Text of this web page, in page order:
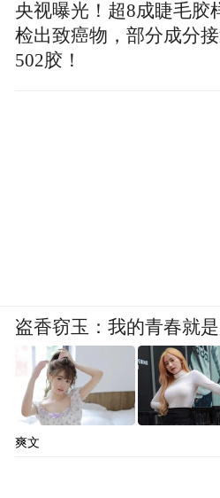
央视曝光！超8成睫毛胶
检出致癌物，部分成分
502胶！
盗香窃玉：我的青春就
爽文